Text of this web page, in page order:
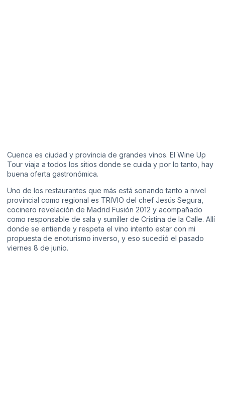
Cuenca es ciudad y provincia de grandes vinos. El Wine Up
Tour viaja a todos los sitios donde se cuida y por lo tanto, hay
buena oferta gastronómica.
Uno de los restaurantes que más está sonando tanto a nivel
provincial como regional es TRIVIO del chef Jesús Segura,
cocinero revelación de Madrid Fusión 2012 y acompañado
como responsable de sala y sumiller de Cristina de la Calle. Allí
donde se entiende y respeta el vino intento estar con mi
propuesta de enoturismo inverso, y eso sucedió el pasado
viernes 8 de junio.